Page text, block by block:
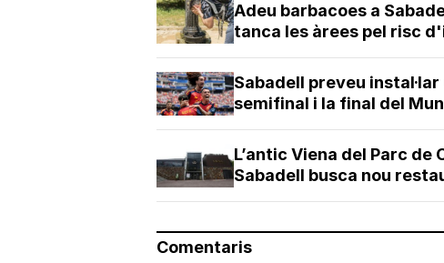
Adeu barbacoes a
tanca les àrees pel risc
Sabadell preveu
semifinal i la final del
L’antic Viena del Parc
Sabadell busca nou
Comentaris